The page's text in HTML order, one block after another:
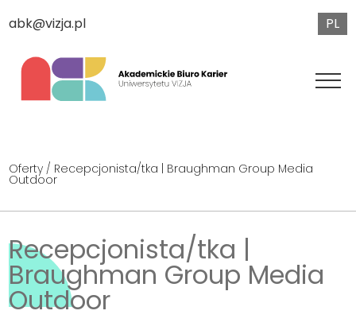
abk@vizja.pl PL
Oferty / Recepcjonista/tka | Braughman Group Media
Outdoor
Recepcjonista/tka |
Braughman Group Media
Outdoor